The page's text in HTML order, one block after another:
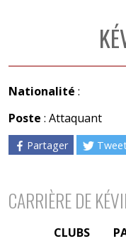
Nationalité :
Poste : Attaquant
Partager
CARRIÈRE DE
CLUBS